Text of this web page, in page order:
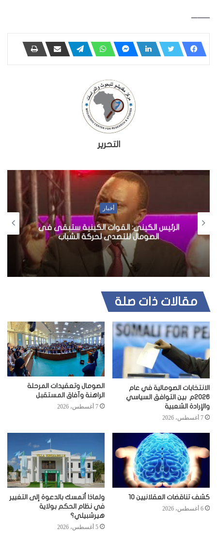
—–
التحرير
أخبار
الرئيس الكينى: القوات الكينية ستبقى فى
الصومال للتصدى لحركة الشباب
مقالات ذات صلة
الانتخابات الصومالية في عام
2026م بين التوافق السياسي
والإرادة الشعبية
7 أغسطس، 2026
الصومال وتعقيدات المرحلة
الراهنة وآفاق المستقبل
7 أغسطس، 2026
كشف تناقضات العقلانيين 10
6 أغسطس، 2026
ولماذا أتمسك بالدعوة إلى التغيير
في نظام الحكم بولاية
هيرشبيلي؟
5 أغسطس، 2026